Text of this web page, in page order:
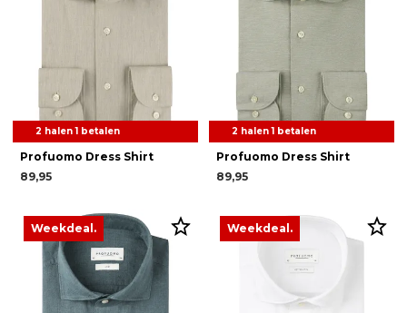
2 halen 1 betalen
Profuomo Dress Shirt
89,95
2 halen 1 betalen
Profuomo Dress Shirt
89,95
Weekdeal. Weekdeal.